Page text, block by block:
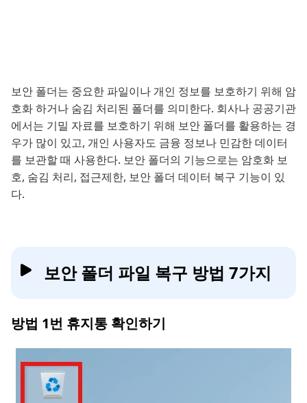
보안 폴더는 중요한 파일이나 개인 정보를 보호하기 위해 암
호화 하거나 숨김 처리된 폴더를 의미한다. 회사나 공공기관
에서는 기밀 자료를 보호하기 위해 보안 폴더를 활용하는 경
우가 많이 있고, 개인 사용자도 금융 정보나 민감한 데이터
를 보관할 때 사용한다. 보안 폴더의 기능으로는 암호화 보
호, 숨김 처리, 접근제한, 보안 폴더 데이터 복구 기능이 있
다.
보안 폴더 파일 복구 방법 7가지
방법 1번 휴지통 확인하기